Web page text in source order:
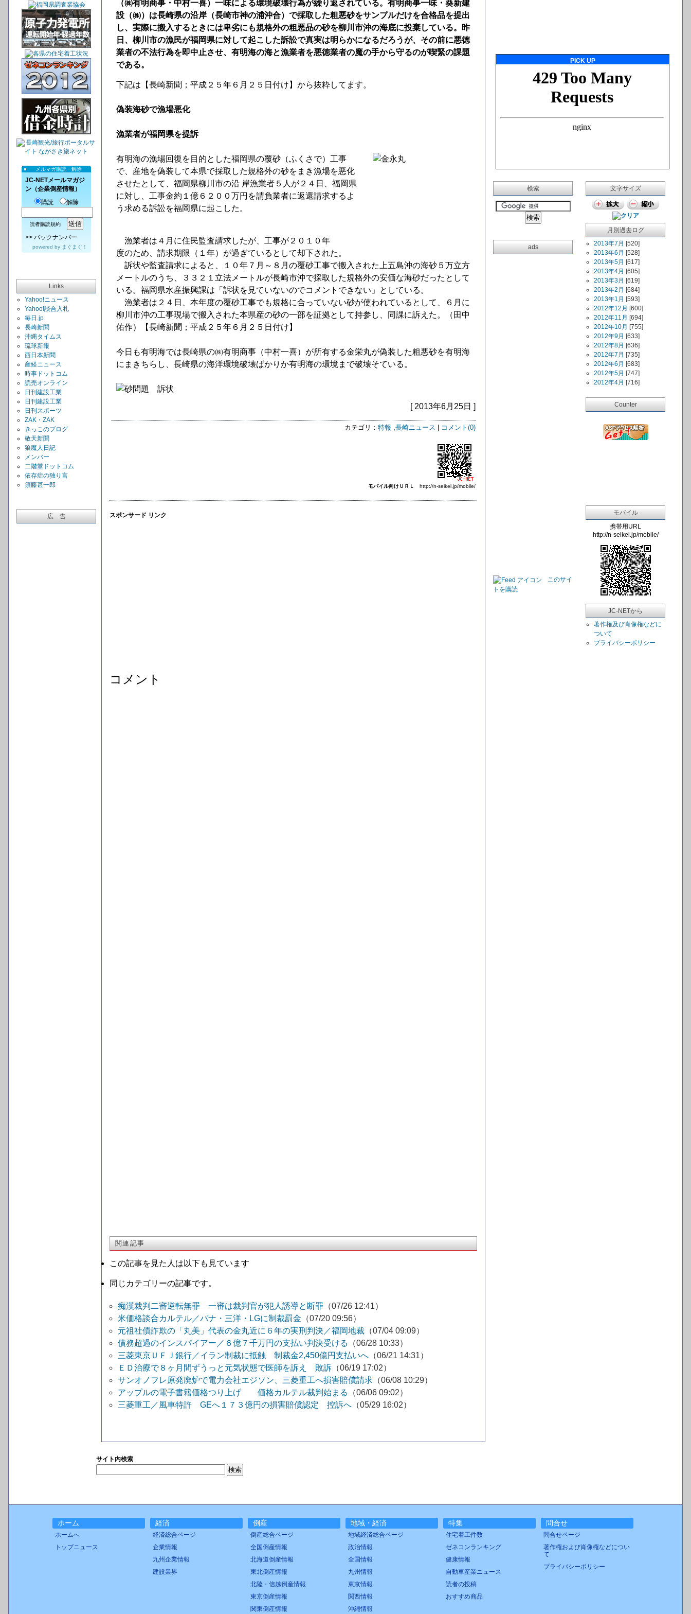
メルマガ購読・解除
JC-NETメールマガジ
ン（企業倒産情報）
購読
解除
読者購読規約
>> バックナンバー
powered by まぐまぐ！
Links
Yahoo!ニュース
Yahoo!談合入札
毎日.jp
長崎新聞
沖縄タイムス
琉球新報
西日本新聞
産経ニュース
時事ドットコム
読売オンライン
日刊建設工業
日刊建設工業
日刊スポーツ
ZAK・ZAK
きっこのブログ
敬天新聞
狼魔人日記
メンバー
二階堂ドットコム
依存症の独り言
須藤甚一郎
広 告
（㈱有明商事・中村一喜）一味による環境破壊行為が繰り返されている。有明商事一味・葵新建
設（㈱）は長崎県の沿岸（長崎市神の浦沖合）で採取した粗悪砂をサンプルだけを合格品を提出
し、実際に搬入するときには卑劣にも規格外の粗悪品の砂を柳川市沖の海底に投棄している。昨
日、柳川市の漁民が福岡県に対して起こした訴訟で真実は明らかになるだろうが、その前に悪徳
業者の不法行為を即中止させ、有明海の海と漁業者を悪徳業者の魔の手から守るのが喫緊の課題
である。
下記は【長崎新聞；平成２５年６月２５日付け】から抜粋してます。
偽装海砂で漁場悪化
漁業者が福岡県を提訴
有明海の漁場回復を目的とした福岡県の覆砂（ふくさで）工事
で、産地を偽装して本県で採取した規格外の砂をまき漁場を悪化
させたとして、福岡県柳川市の沿 岸漁業者５人が２４日、福岡県
に対し、工事金約１億６２００万円を請負業者に返還請求するよ
う求める訴訟を福岡県に起こした。
漁業者は４月に住民監査請求したが、工事が２０１０年
度のため、請求期限（１年）が過ぎているとして却下された。
訴状や監査請求によると、１０年７月～８月の覆砂工事で搬入された上五島沖の海砂５万立方
メートルのうち、３３２１立法メートルが長崎市沖で採取した規格外の安価な海砂だったとして
いる。福岡県水産振興課は「訴状を見ていないのでコメントできない」としている。
漁業者は２４日、本年度の覆砂工事でも規格に合っていない砂が使われているとして、６月に
柳川市沖の工事現場で搬入された本県産の砂の一部を証拠として持参し、同課に訴えた。（田中
佑作）【長崎新聞；平成２５年６月２５日付け】
今日も有明海では長崎県の㈱有明商事（中村一喜）が所有する金栄丸が偽装した粗悪砂を有明海
にまきちらし、長崎県の海洋環境破壊ばかりか有明海の環境まで破壊そている。
[ 2013年6月25日 ]
カテゴリ： 特報 ,長崎ニュース コメント(0)
モバイル向けＵＲＬ http://n-seikei.jp/mobile/
スポンサード リンク
コメント
関連記事
この記事を見た人は以下も見ています
同じカテゴリーの記事です。
痴漢裁判二審逆転無罪 一審は裁判官が犯人誘導と断罪 （07/26 12:41）
米価格談合カルテル／パナ・三洋・LGに制裁罰金 （07/20 09:56）
元祖社債詐欺の「丸美」代表の金丸近に６年の実刑判決／福岡地裁 （07/04 09:09）
債務超過のインスパイアー／６億７千万円の支払い判決受ける
（06/28 10:33）
三菱東京ＵＦＪ銀行／イラン制裁に抵触 制裁金2,450億円支払いへ （06/21 14:31）
ＥＤ治療で８ヶ月間ずうっと元気状態で医師を訴え 敗訴 （06/19 17:02）
サンオノフレ原発廃炉で電力会社エジソン、三菱重工へ損害賠償請求 （06/08 10:29）
アップルの電子書籍価格つり上げ 価格カルテル裁判始まる
（06/06 09:02）
三菱重工／風車特許 GEへ１７３億円の損害賠償認定 控訴へ （05/29 16:02）
PICK UP
検索
ads
このサイ
トを購読
文字サイズ
月別過去ログ
2013年7月 [520]
2013年6月 [528]
2013年5月 [617]
2013年4月 [605]
2013年3月 [619]
2013年2月 [684]
2013年1月 [593]
2012年12月 [600]
2012年11月 [694]
2012年10月 [755]
2012年9月 [633]
2012年8月 [636]
2012年7月 [735]
2012年6月 [683]
2012年5月 [747]
2012年4月 [716]
Counter
モバイル
携帯用URL
http://n-seikei.jp/mobile/
JC-NETから
著作権及び肖像権などに
ついて
プライバシーポリシー
サイト内検索
ホーム
ホームへ
トップニュース
経済
経済総合ページ
企業情報
九州企業情報
建設業界
倒産
倒産総合ページ
全国倒産情報
北海道倒産情報
東北倒産情報
北陸・信越倒産情報
東京倒産情報
関東倒産情報
地域・経済
地域経済総合ページ
政治情報
全国情報
九州情報
東京情報
関西情報
沖縄情報
特集
住宅着工件数
ゼネコンランキング
健康情報
自動車産業ニュース
読者の投稿
おすすめ商品
問合せ
問合せページ
著作権および肖像権などについ
て
プライバシーポリシー